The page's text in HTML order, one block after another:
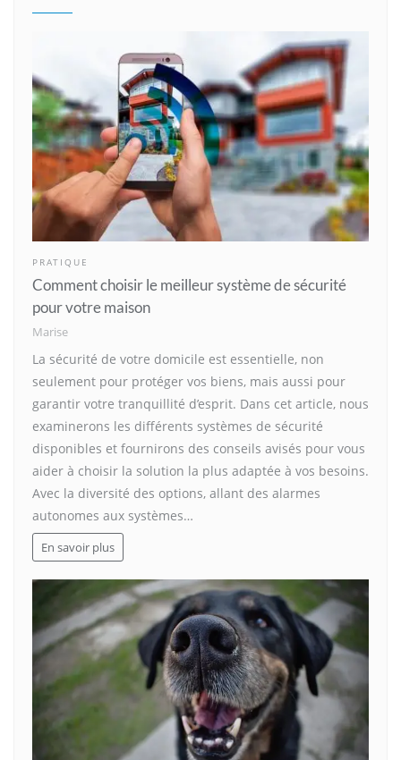
PRATIQUE
Comment choisir le meilleur système de sécurité
pour votre maison
Marise
La sécurité de votre domicile est essentielle, non
seulement pour protéger vos biens, mais aussi pour
garantir votre tranquillité d’esprit. Dans cet article, nous
examinerons les différents systèmes de sécurité
disponibles et fournirons des conseils avisés pour vous
aider à choisir la solution la plus adaptée à vos besoins.
Avec la diversité des options, allant des alarmes
autonomes aux systèmes…
En savoir plus